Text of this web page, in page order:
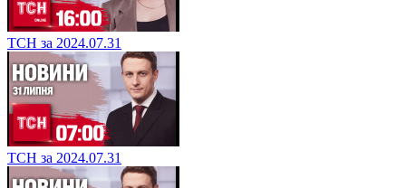
ТСН за 2024.07.31
ТСН за 2024.07.31